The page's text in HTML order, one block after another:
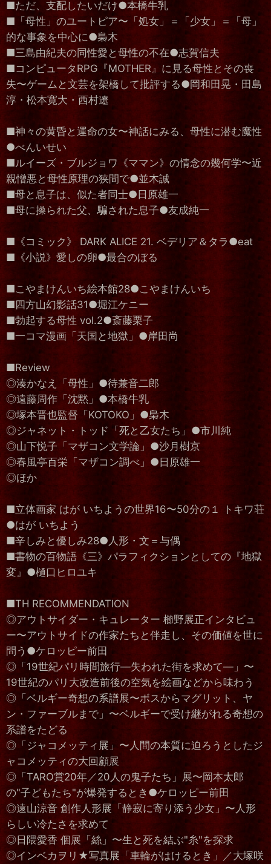
■ただ、支配したいだけ●本橋牛乳
■「母性」のユートピア〜「処女」＝「少女」＝「母」
的な事象を中心に●梟木
■三島由紀夫の同性愛と母性の不在●志賀信夫
■コンピュータRPG『MOTHER』に見る母性とその喪
失〜ゲームと文芸を架橋して批評する●岡和田晃・田島
淳・松本寛大・西村遼
■神々の黄昏と運命の女〜神話にみる、母性に潜む魔性
●べんいせい
■ルイーズ・ブルジョワ《ママン》の情念の幾何学〜近
親憎悪と母性原理の狭間で●並木誠
■母と息子は、似た者同士●日原雄一
■母に操られた父、騙された息子●友成純一
■《コミック》 DARK ALICE 21. ベデリア＆タラ●eat
■《小説》愛しの卵●最合のぼる
■こやまけんいち絵本館28●こやまけんいち
■四方山幻影話31●堀江ケニー
■勃起する母性 vol.2●斎藤栗子
■一コマ漫画「天国と地獄」●岸田尚
■Review
◎湊かなえ「母性」●待兼音二郎
◎遠藤周作「沈黙」●本橋牛乳
◎塚本晋也監督「KOTOKO」●梟木
◎ジャネット・トッド「死と乙女たち」●市川純
◎山下悦子「マザコン文学論」●沙月樹京
◎春風亭百栄「マザコン調べ」●日原雄一
◎ほか
■立体画家 はが いちようの世界16〜50分の１ トキワ荘
●はが いちよう
■辛しみと優しみ28●人形・文＝与偶
■書物の百物語《三》パラフィクションとしての『地獄
変』●樋口ヒロユキ
■TH RECOMMENDATION
◎アウトサイダー・キュレーター 櫛野展正インタビュ
ー〜アウトサイドの作家たちと伴走し、その価値を世に
問う●ケロッピー前田
◎「19世紀パリ時間旅行—失われた街を求めて—」〜
19世紀のパリ大改造前後の空気を絵画などから味わう
◎「ベルギー奇想の系譜展〜ボスからマグリット、ヤ
ン・ファーブルまで」〜ベルギーで受け継がれる奇想の
系譜をたどる
◎「ジャコメッティ展」〜人間の本質に迫ろうとしたジ
ャコメッティの大回顧展
◎「TARO賞20年／20人の鬼子たち」展〜岡本太郎
の"子どもたち"が爆発するとき●ケロッピー前田
◎遠山涼音 創作人形展「静寂に寄り添う少女」〜人形
らしい冷たさを求めて
◎日隈愛香 個展「絲」〜生と死を結ぶ"糸"を探求
◎インベカヲリ★写真展「車輪がはけるとき」／大塚咲